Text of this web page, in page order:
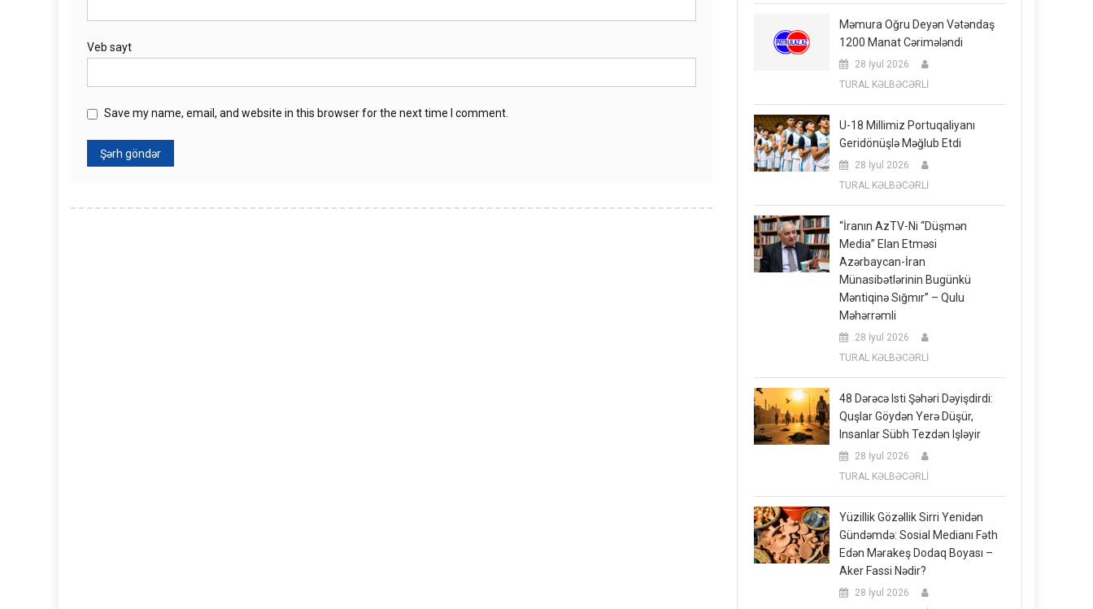
Veb sayt
Save my name, email, and website in this browser for the next time I comment.
Məmura Oğru Deyən Vətəndaş
1200 Manat Cərimələndi
28 İyul 2026
TURAL KƏLBƏCƏRLİ
U-18 Millimiz Portuqaliyanı
Geridönüşlə Məğlub Etdi
28 İyul 2026
TURAL KƏLBƏCƏRLİ
“İranın AzTV-Ni “düşmən
Media” Elan Etməsi
Azərbaycan-İran
Münasibətlərinin Bugünkü
Məntiqinə Sığmır” – Qulu
Məhərrəmli
28 İyul 2026
TURAL KƏLBƏCƏRLİ
48 Dərəcə Isti Şəhəri Dəyişdirdi:
Quşlar Göydən Yerə Düşür,
Insanlar Sübh Tezdən Işləyir
28 İyul 2026
TURAL KƏLBƏCƏRLİ
Yüzillik Gözəllik Sirri Yenidən
Gündəmdə: Sosial Medianı Fəth
Edən Mərakeş Dodaq Boyası –
Aker Fassi Nədir?
28 İyul 2026